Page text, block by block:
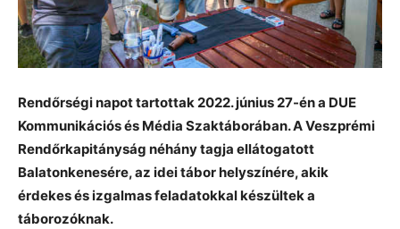
Rendőrségi napot tartottak 2022. június 27-én a DUE
Kommunikációs és Média Szaktáborában. A Veszprémi
Rendőrkapitányság néhány tagja ellátogatott
Balatonkenesére, az idei tábor helyszínére, akik
érdekes és izgalmas feladatokkal készültek a
táborozóknak.